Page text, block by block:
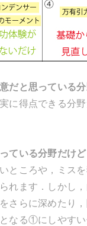
だと思っている
に得点できる分
ている分野だけど
ところや，ミス
れます．しかし
さらに深めたり
なる①にしやす